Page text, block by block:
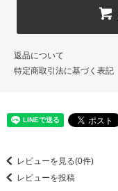
返品について
特定商取引法に基づく表記
レビューを見る(0件)
レビューを投稿